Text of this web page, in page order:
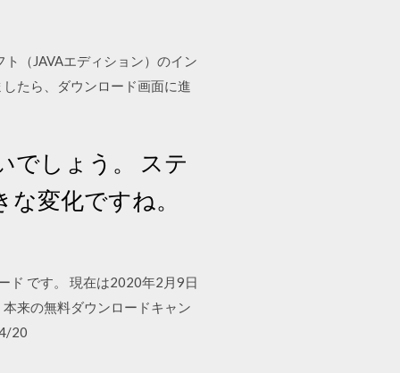
（JAVAエディション）のイン
たら、ダウンロード画面に進
でしょう。 ステ
変化ですね。
です。 現在は2020年2月9日
来の無料ダウンロードキャン
20